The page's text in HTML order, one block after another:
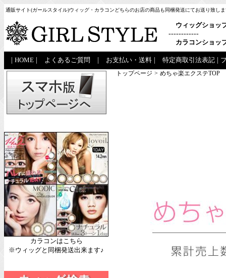
通販サイト(ガールスタイル)ウィッグ・カラコンどちらのお店の商品も同梱発送にてお送り致し
ウィッグショッ
------------
カラコンショッ
HOME よくあるご質問 お支払い・送料 特定商取引法表記
カラコンはこちら
※ウィッグと同梱発送出来ます♪
トップページ > めちゃ楽エクステTOP